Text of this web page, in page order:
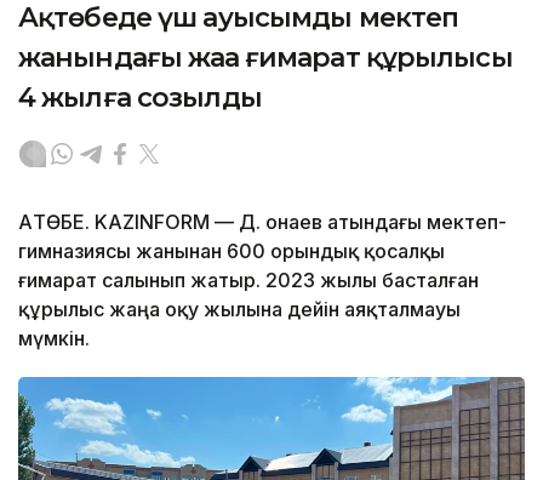
Ақтөбеде үш ауысымды мектеп
жанындағы жаңа ғимарат құрылысы
4 жылға созылды
АҚТӨБЕ. KAZINFORM — Д. Қонаев атындағы мектеп-
гимназиясы жанынан 600 орындық қосалқы
ғимарат салынып жатыр. 2023 жылы басталған
құрылыс жаңа оқу жылына дейін аяқталмауы
мүмкін.